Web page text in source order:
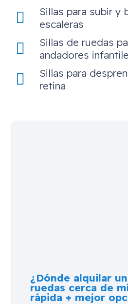
Sillas para subir y
escaleras
Sillas de ruedas
andadores
Sillas para
retina
¿Dónde alquilar
ruedas cerca de
rápida + mejor